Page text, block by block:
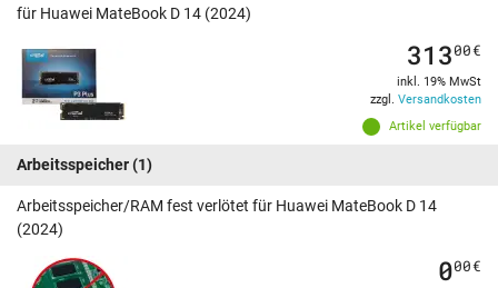
für Huawei MateBook D 14 (2024)
Artikel verfügbar
31300€
inkl. 19% MwSt
zzgl. Versandkosten
Arbeitsspeicher(1)
Arbeitsspeicher/RAM fest verlötet für Huawei MateBook D 14
(2024)
000€